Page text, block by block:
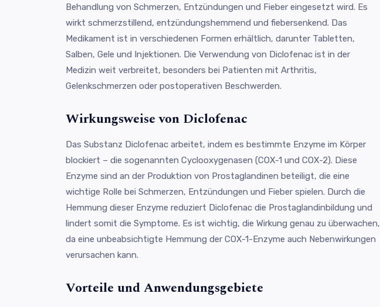
Behandlung von Schmerzen, Entzündungen und Fieber eingesetzt wird. Es
wirkt schmerzstillend, entzündungshemmend und fiebersenkend. Das
Medikament ist in verschiedenen Formen erhältlich, darunter Tabletten,
Salben, Gele und Injektionen. Die Verwendung von Diclofenac ist in der
Medizin weit verbreitet, besonders bei Patienten mit Arthritis,
Gelenkschmerzen oder postoperativen Beschwerden.
Wirkungsweise von Diclofenac
Das Substanz Diclofenac arbeitet, indem es bestimmte Enzyme im Körper
blockiert – die sogenannten Cyclooxygenasen (COX-1 und COX-2). Diese
Enzyme sind an der Produktion von Prostaglandinen beteiligt, die eine
wichtige Rolle bei Schmerzen, Entzündungen und Fieber spielen. Durch die
Hemmung dieser Enzyme reduziert Diclofenac die Prostaglandinbildung und
lindert somit die Symptome. Es ist wichtig, die Wirkung genau zu überwachen,
da eine unbeabsichtigte Hemmung der COX-1-Enzyme auch Nebenwirkungen
verursachen kann.
Vorteile und Anwendungsgebiete